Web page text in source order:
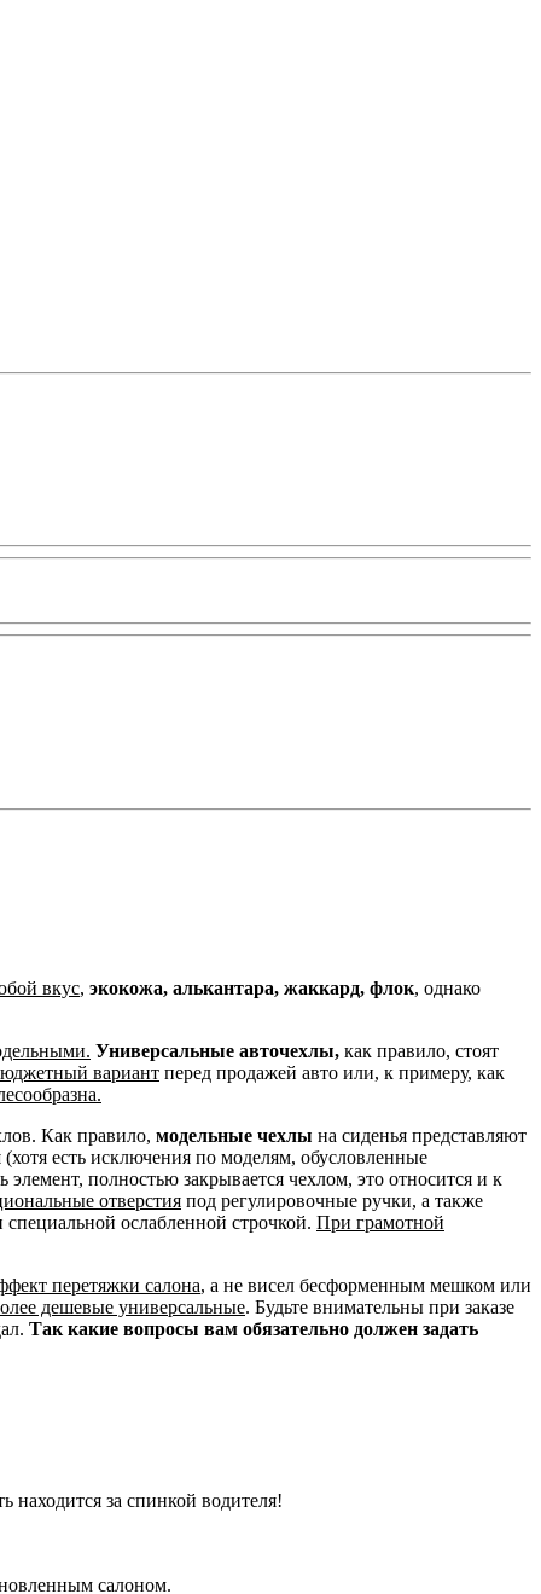
вкус, экокожа, алькантара, жаккард, флок, однако
Универсальные авточехлы, как правило, стоят
вариант перед продажей авто или, к примеру, как
Как правило, модельные чехлы на сиденья представляют
(хотя есть исключения по моделям, обусловленные
элемент, полностью закрывается чехлом, это относится и к
отверстия под регулировочные ручки, а также
ослабленной строчкой. При грамотной
перетяжки салона, а не висел бесформенным мешком или
дешевые универсальные. Будьте внимательны при заказе
Так какие вопросы вам обязательно должен задать
находится за спинкой водителя!
салоном.